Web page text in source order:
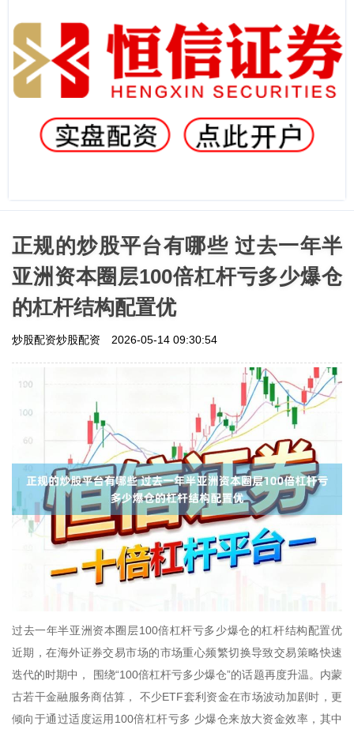
正规的炒股平台有哪些 过去一年半
亚洲资本圈层100倍杠杆亏多少爆仓
的杠杆结构配置优
炒股配资炒股配资 2026-05-14 09:30:54
过去一年半亚洲资本圈层100倍杠杆亏多少爆仓的杠杆结构配置优
近期，在海外证券交易市场的市场重心频繁切换导致交易策略快速
迭代的时期中， 围绕“100倍杠杆亏多少爆仓”的话题再度升温。内蒙
古若干金融服务商估算， 不少ETF套利资金在市场波动加剧时，更
倾向于通过适度运用100倍杠杆亏多 少爆仓来放大资金效率，其中